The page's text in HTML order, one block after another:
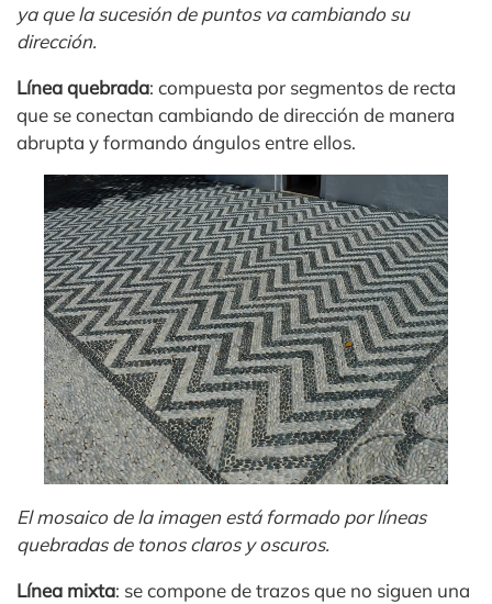
ya que la sucesión de puntos va cambiando su
dirección.
Línea quebrada: compuesta por segmentos de recta
que se conectan cambiando de dirección de manera
abrupta y formando ángulos entre ellos.
El mosaico de la imagen está formado por líneas
quebradas de tonos claros y oscuros.
Línea mixta: se compone de trazos que no siguen una